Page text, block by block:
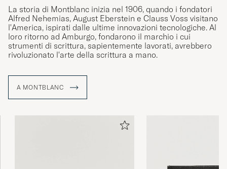
La storia di Montblanc inizia nel 1906, quando i fondatori
Alfred Nehemias, August Eberstein e Clauss Voss visitano
l'America, ispirati dalle ultime innovazioni tecnologiche. Al
loro ritorno ad Amburgo, fondarono il marchio i cui
strumenti di scrittura, sapientemente lavorati, avrebbero
rivoluzionato l'arte della scrittura a mano.
A MONTBLANC